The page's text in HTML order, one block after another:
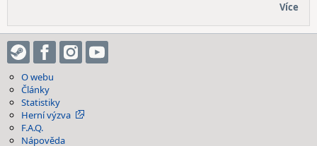
Více
O webu
Články
Statistiky
Herní výzva
F.A.Q.
Nápověda